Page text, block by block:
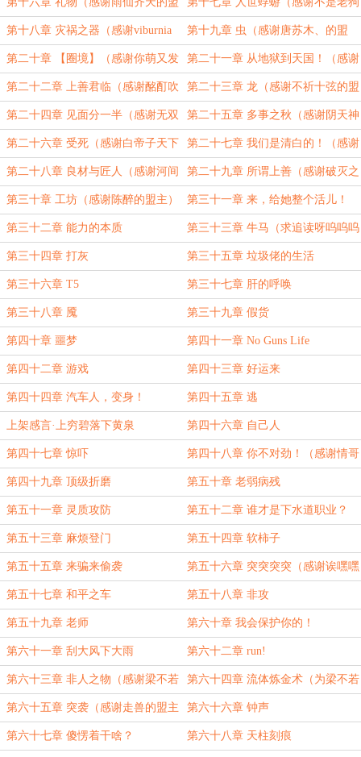
主） 的盟主）
第十八章 灾祸之器（感谢viburnia
的盟主）
第十九章 虫（感谢唐苏木、的盟
主）
第二十章 【圈境】（感谢你萌又发
现了一只墨墨的盟主）
第二十一章 从地狱到天国！（感谢
陌云忆的盟主）
第二十二章 上善君临（感谢酩酊吹
风机兼鸦姐单推人的盟主）
第二十三章 龙（感谢不祈十弦的盟
主）
第二十四章 见面分一半（感谢无双
的混沌的盟主）
第二十五章 多事之秋（感谢阴天神
隐的盟主）
第二十六章 受死（感谢白帝子天下
第一的盟主）
第二十七章 我们是清白的！（感谢
rwxdx的盟主）
第二十八章 良材与匠人（感谢河间
_瘦虎的盟主）
第二十九章 所谓上善（感谢破灭之
刃的盟主）
第三十章 工坊（感谢陈醉的盟主） 第三十一章 来，给她整个活儿！
第三十二章 能力的本质 第三十三章 牛马（求追读呀呜呜呜
呜）
第三十四章 打灰 第三十五章 垃圾佬的生活
第三十六章 T5 第三十七章 肝的呼唤
第三十八章 魇 第三十九章 假货
第四十章 噩梦 第四十一章 No Guns Life
第四十二章 游戏 第四十三章 好运来
第四十四章 汽车人，变身！ 第四十五章 逃
上架感言·上穷碧落下黄泉 第四十六章 自己人
第四十七章 惊吓 第四十八章 你不对劲！（感谢情哥
哥我爱你的盟主）
第四十九章 顶级折磨 第五十章 老弱病残
第五十一章 灵质攻防 第五十二章 谁才是下水道职业？
第五十三章 麻烦登门 第五十四章 软柿子
第五十五章 来骗来偷袭 第五十六章 突突突突（感谢诶嘿嘿
嘿嘿嘿嘿嘿嘿嘿的盟主）
第五十七章 和平之车 第五十八章 非攻
第五十九章 老师 第六十章 我会保护你的！
第六十一章 刮大风下大雨 第六十二章 run!
第六十三章 非人之物（感谢梁不若
的白银盟
第六十四章 流体炼金术（为梁不若
的白银盟加更
第六十五章 突袭（感谢走兽的盟主 第六十六章 钟声
第六十七章 傻愣着干啥？ 第六十八章 天柱刻痕